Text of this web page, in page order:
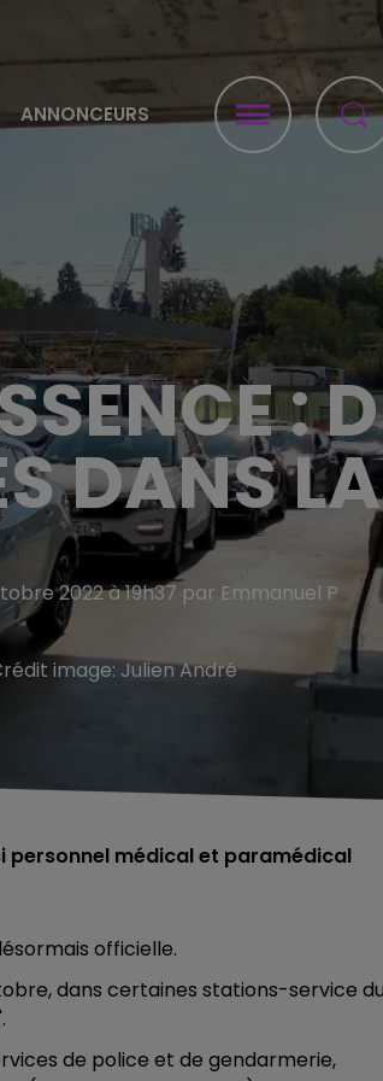
ANNONCEURS
:
DANS
2022 à 19h37 par Emmanuel P
image: Julien André
personnel médical et paramédical
officielle.
dans certaines stations-service du
de police et de gendarmerie,